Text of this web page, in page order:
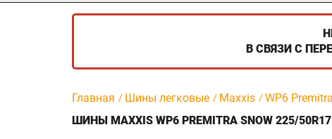
В СВЯЗИ С
Главная Шины легковые Maxxis WP6
ШИНЫ MAXXIS WP6 PREMITRA SNOW 225/